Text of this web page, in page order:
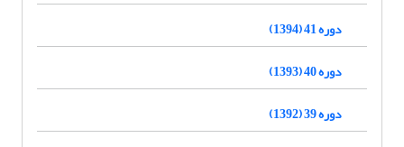
دوره 41 (1394)
دوره 40 (1393)
دوره 39 (1392)